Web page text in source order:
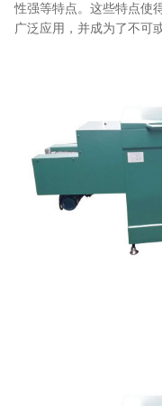
性强等特点。这些特点使
广泛应用，并成为了不可